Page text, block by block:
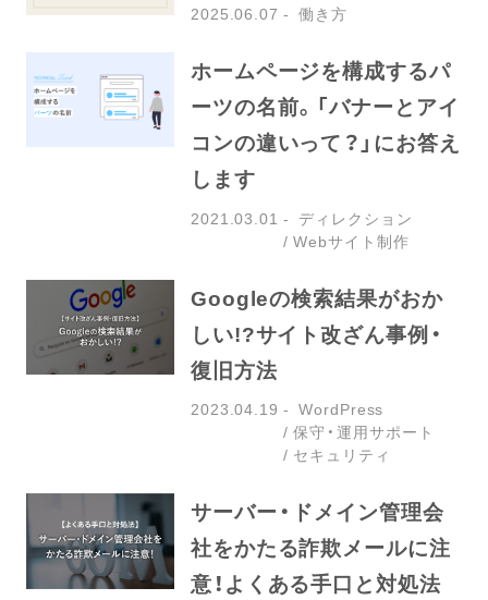
2025.06.07 働き方
ホームページを構成するパ
ーツの名前。「バナーとアイ
コンの違いって？」にお答え
します
2021.03.01
ディレクション
Webサイト制作
Googleの検索結果がおか
しい!?サイト改ざん事例・
復旧方法
2023.04.19
WordPress
保守・運用サポート
セキュリティ
サーバー・ドメイン管理会
社をかたる詐欺メールに注
意！よくある手口と対処法